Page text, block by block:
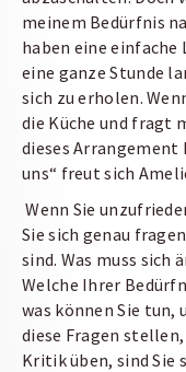
meinem Bedürfnis
haben eine einfache
eine ganze Stunde
sich zu erholen.
die Küche und fragt
dieses Arrangement
uns“ freut sich
Wenn Sie
Sie sich genau
sind. Was muss sich
Welche Ihrer
was können Sie tun,
diese Fragen
Kritik üben, sind Sie